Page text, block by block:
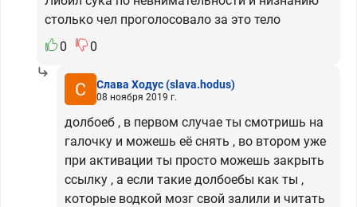
столько чел проголосовало за это тело
0
0
Слава Ходус(slava.hodus)
08 ноября 2019 г.
долбоеб , в первом случае ты смотришь на
галочку и можешь её снять , во втором уже
при активации ты просто можешь закрыть
ссылку , а если такие долбоебы как ты ,
которые водкой мозг свой залили и читать